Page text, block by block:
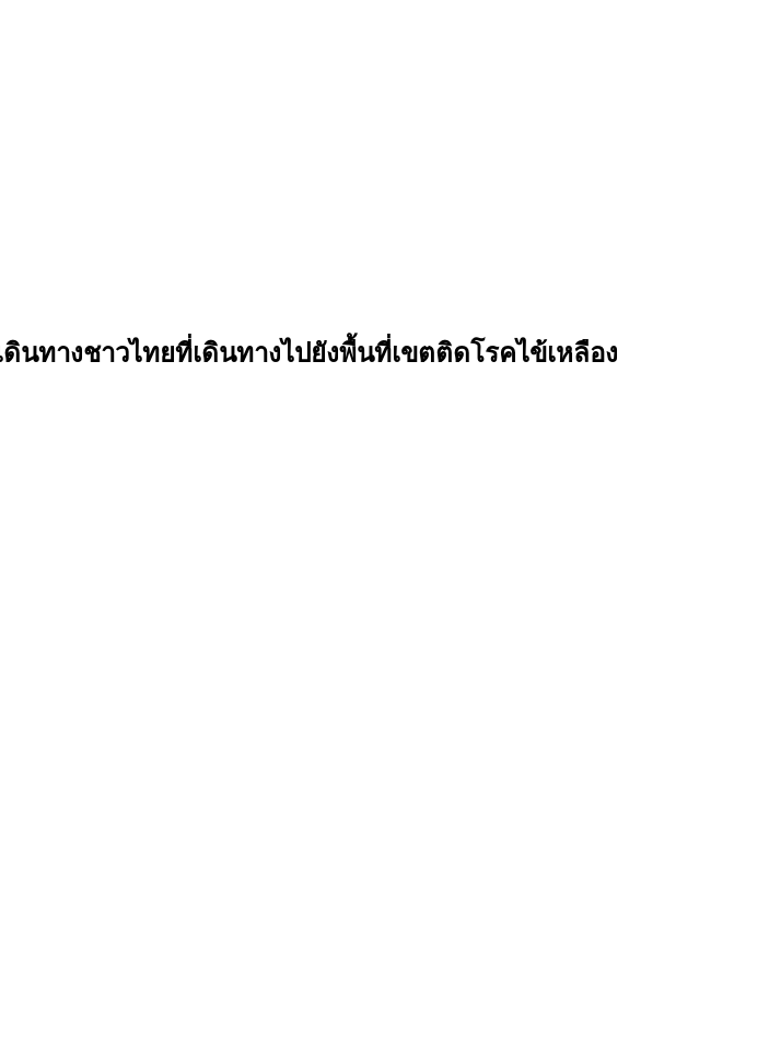
ทางชาวไทยที่เดินทางไปยังพื้นที่เขตติดโรคไข้เหลือง